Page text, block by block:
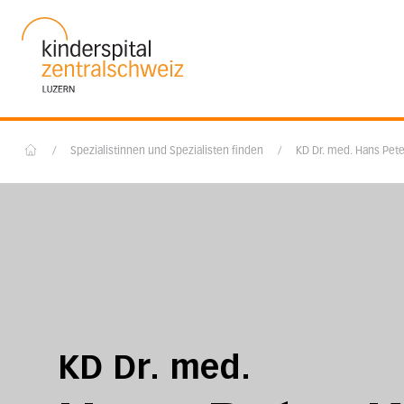
Startseite des Luzerner Kantonsspital
/ Spezialistinnen und Spezialisten finden / KD Dr. med. Hans
KD Dr. med.